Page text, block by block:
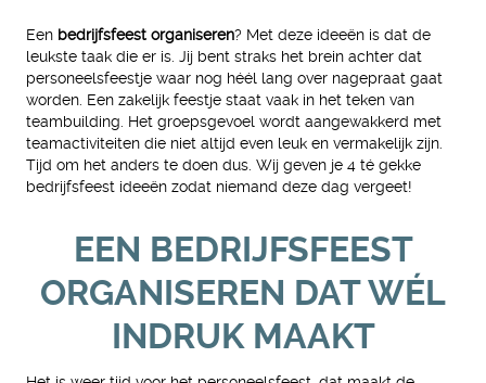
Een bedrijfsfeest organiseren? Met deze ideeën is dat de
leukste taak die er is. Jij bent straks het brein achter dat
personeelsfeestje waar nog héél lang over nagepraat gaat
worden. Een zakelijk feestje staat vaak in het teken van
teambuilding. Het groepsgevoel wordt aangewakkerd met
teamactiviteiten die niet altijd even leuk en vermakelijk zijn.
Tijd om het anders te doen dus. Wij geven je 4 té gekke
bedrijfsfeest ideeën zodat niemand deze dag vergeet!
EEN BEDRIJFSFEEST
ORGANISEREN DAT WÉL
INDRUK MAAKT